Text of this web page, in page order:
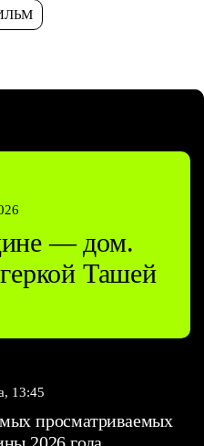
— дом.
Ташей
13:45
просматриваемых